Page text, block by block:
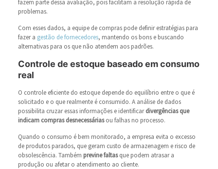
fazem parte dessa avaliação, pois facilitam a resolução rápida de
problemas.
Com esses dados, a equipe de compras pode definir estratégias para
fazer a gestão defornecedores, mantendo os bons e buscando
alternativas para os que não atendem aos padrões.
Controle de estoque baseado em consumo
real
O controle eficiente do estoque depende do equilíbrio entre o que é
solicitado e o que realmente é consumido. A análise de dados
possibilita cruzar essas informações e identificardivergências que
indicam compras desnecessáriasou falhas no processo.
Quando o consumo é bem monitorado, a empresa evita o excesso
de produtos parados, que geram custo de armazenagem e risco de
obsolescência. Também previne faltasque podem atrasar a
produção ou afetar o atendimento ao cliente.